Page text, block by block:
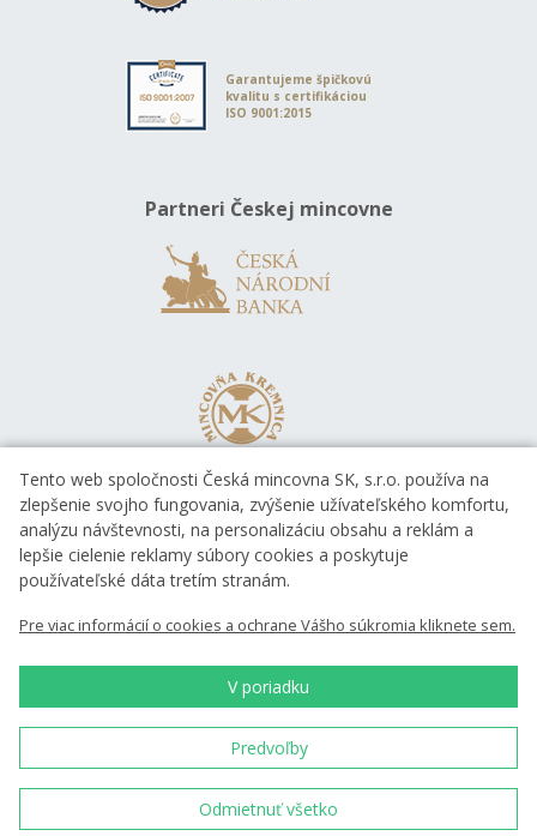
Garantujeme špičkovú
kvalitu s certifikáciou
ISO 9001:2015
Partneri Českej mincovne
Česká mincovna, a.s. & Česká mincovna SK, s.r.o. © 1993 - 2026
Tento web spoločnosti Česká mincovna SK, s.r.o. používa na
zlepšenie svojho fungovania, zvýšenie užívateľského komfortu,
analýzu návštevnosti, na personalizáciu obsahu a reklám a
lepšie cielenie reklamy súbory cookies a poskytuje
používateľské dáta tretím stranám.
Pre viac informácií o cookies a ochrane Vášho súkromia kliknete sem.
V poriadku
Predvoľby
Odmietnuť všetko